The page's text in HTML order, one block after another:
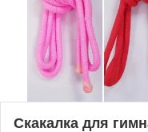
Скакалка для